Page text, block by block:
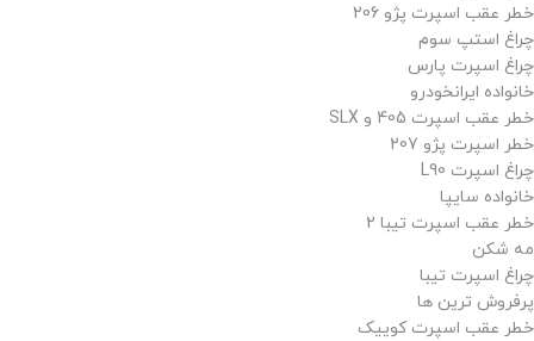
خطر عقب اسپرت پژو 206
چراغ استپ سوم
چراغ اسپرت پارس
خانواده ایرانخودرو
خطر عقب اسپرت 405 و SLX
خطر اسپرت پژو 207
چراغ اسپرت L90
خانواده سایپا
خطر عقب اسپرت تیبا 2
مه شکن
چراغ اسپرت تیبا
پرفروش ترین ها
خطر عقب اسپرت کوییک